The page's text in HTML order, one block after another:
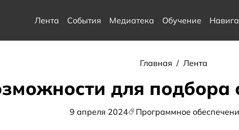
Лента События Медиатека Обучение
Главная / Лента
для подбора
9 апреля 2024 Программное